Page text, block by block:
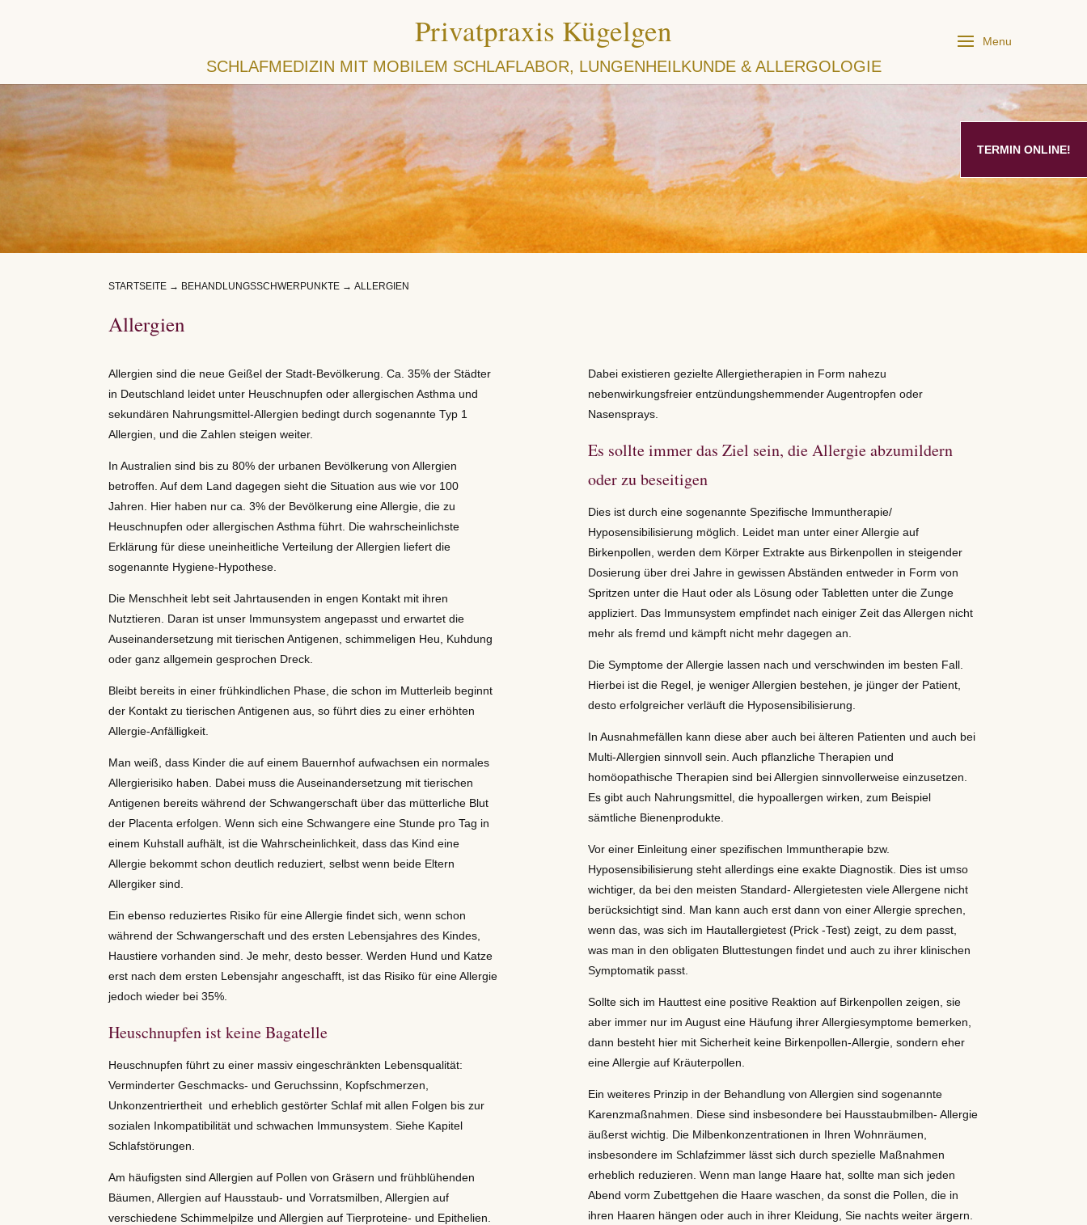
TERMIN ONLINE!
Privatpraxis Kügelgen
SCHLAFMEDIZIN MIT MOBILEM SCHLAFLABOR, LUNGENHEILKUNDE & ALLERGOLOGIE
Menu
STARTSEITE → BEHANDLUNGSSCHWERPUNKTE →ALLERGIEN
Allergien
Allergien sind die neue Geißel der Stadt-Bevölkerung. Ca. 35% der Städter
in Deutschland leidet unter Heuschnupfen oder allergischen Asthma und
sekundären Nahrungsmittel-Allergien bedingt durch sogenannte Typ 1
Allergien, und die Zahlen steigen weiter.
In Australien sind bis zu 80% der urbanen Bevölkerung von Allergien
betroffen. Auf dem Land dagegen sieht die Situation aus wie vor 100
Jahren. Hier haben nur ca. 3% der Bevölkerung eine Allergie, die zu
Heuschnupfen oder allergischen Asthma führt. Die wahrscheinlichste
Erklärung für diese uneinheitliche Verteilung der Allergien liefert die
sogenannte Hygiene-Hypothese.
Die Menschheit lebt seit Jahrtausenden in engen Kontakt mit ihren
Nutztieren. Daran ist unser Immunsystem angepasst und erwartet die
Auseinandersetzung mit tierischen Antigenen, schimmeligen Heu, Kuhdung
oder ganz allgemein gesprochen Dreck.
Bleibt bereits in einer frühkindlichen Phase, die schon im Mutterleib beginnt
der Kontakt zu tierischen Antigenen aus, so führt dies zu einer erhöhten
Allergie-Anfälligkeit.
Man weiß, dass Kinder die auf einem Bauernhof aufwachsen ein normales
Allergierisiko haben. Dabei muss die Auseinandersetzung mit tierischen
Antigenen bereits während der Schwangerschaft über das mütterliche Blut
der Placenta erfolgen. Wenn sich eine Schwangere eine Stunde pro Tag in
einem Kuhstall aufhält, ist die Wahrscheinlichkeit, dass das Kind eine
Allergie bekommt schon deutlich reduziert, selbst wenn beide Eltern
Allergiker sind.
Ein ebenso reduziertes Risiko für eine Allergie findet sich, wenn schon
während der Schwangerschaft und des ersten Lebensjahres des Kindes,
Haustiere vorhanden sind. Je mehr, desto besser. Werden Hund und Katze
erst nach dem ersten Lebensjahr angeschafft, ist das Risiko für eine Allergie
jedoch wieder bei 35%.
Heuschnupfen ist keine Bagatelle
Heuschnupfen führt zu einer massiv eingeschränkten Lebensqualität:
Verminderter Geschmacks- und Geruchssinn, Kopfschmerzen,
Unkonzentriertheit und erheblich gestörter Schlaf mit allen Folgen bis zur
sozialen Inkompatibilität und schwachen Immunsystem. Siehe Kapitel
Schlafstörungen.
Am häufigsten sind Allergien auf Pollen von Gräsern und frühblühenden
Bäumen, Allergien auf Hausstaub- und Vorratsmilben, Allergien auf
verschiedene Schimmelpilze und Allergien auf Tierproteine- und Epithelien.
Dabei existieren gezielte Allergietherapien in Form nahezu
nebenwirkungsfreier entzündungshemmender Augentropfen oder
Nasensprays.
Es sollte immer das Ziel sein, die Allergie abzumildern
oder zu beseitigen
Dies ist durch eine sogenannte Spezifische Immuntherapie/
Hyposensibilisierung möglich. Leidet man unter einer Allergie auf
Birkenpollen, werden dem Körper Extrakte aus Birkenpollen in steigender
Dosierung über drei Jahre in gewissen Abständen entweder in Form von
Spritzen unter die Haut oder als Lösung oder Tabletten unter die Zunge
appliziert. Das Immunsystem empfindet nach einiger Zeit das Allergen nicht
mehr als fremd und kämpft nicht mehr dagegen an.
Die Symptome der Allergie lassen nach und verschwinden im besten Fall.
Hierbei ist die Regel, je weniger Allergien bestehen, je jünger der Patient,
desto erfolgreicher verläuft die Hyposensibilisierung.
In Ausnahmefällen kann diese aber auch bei älteren Patienten und auch bei
Multi-Allergien sinnvoll sein. Auch pflanzliche Therapien und
homöopathische Therapien sind bei Allergien sinnvollerweise einzusetzen.
Es gibt auch Nahrungsmittel, die hypoallergen wirken, zum Beispiel
sämtliche Bienenprodukte.
Vor einer Einleitung einer spezifischen Immuntherapie bzw.
Hyposensibilisierung steht allerdings eine exakte Diagnostik. Dies ist umso
wichtiger, da bei den meisten Standard- Allergietesten viele Allergene nicht
berücksichtigt sind. Man kann auch erst dann von einer Allergie sprechen,
wenn das, was sich im Hautallergietest (Prick -Test) zeigt, zu dem passt,
was man in den obligaten Bluttestungen findet und auch zu ihrer klinischen
Symptomatik passt.
Sollte sich im Hauttest eine positive Reaktion auf Birkenpollen zeigen, sie
aber immer nur im August eine Häufung ihrer Allergiesymptome bemerken,
dann besteht hier mit Sicherheit keine Birkenpollen-Allergie, sondern eher
eine Allergie auf Kräuterpollen.
Ein weiteres Prinzip in der Behandlung von Allergien sind sogenannte
Karenzmaßnahmen. Diese sind insbesondere bei Hausstaubmilben- Allergie
äußerst wichtig. Die Milbenkonzentrationen in Ihren Wohnräumen,
insbesondere im Schlafzimmer lässt sich durch spezielle Maßnahmen
erheblich reduzieren. Wenn man lange Haare hat, sollte man sich jeden
Abend vorm Zubettgehen die Haare waschen, da sonst die Pollen, die in
ihren Haaren hängen oder auch in ihrer Kleidung, Sie nachts weiter ärgern.